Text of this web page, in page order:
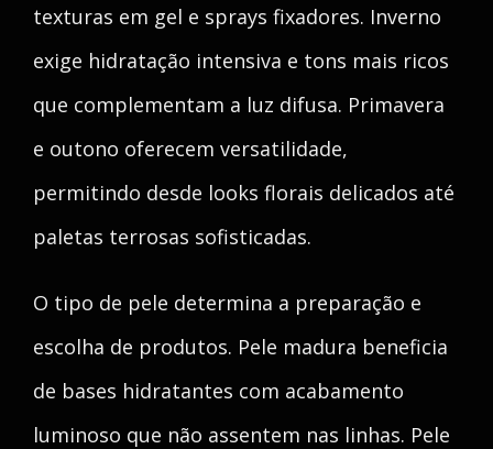
texturas em gel e sprays fixadores. Inverno
exige hidratação intensiva e tons mais ricos
que complementam a luz difusa. Primavera
e outono oferecem versatilidade,
permitindo desde looks florais delicados até
paletas terrosas sofisticadas.
O tipo de pele determina a preparação e
escolha de produtos. Pele madura beneficia
de bases hidratantes com acabamento
luminoso que não assentem nas linhas. Pele